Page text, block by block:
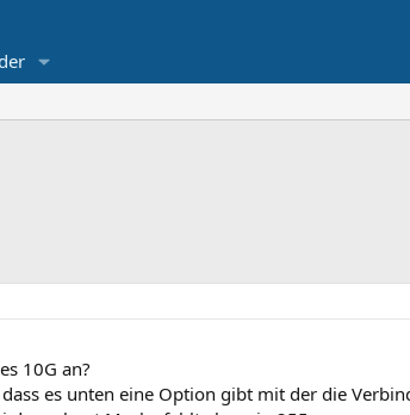
10G an?
es unten eine Option gibt mit der die